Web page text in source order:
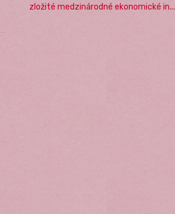
zložité medzinárodné ekonomické in...